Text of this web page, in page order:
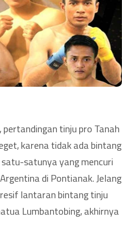
tinju pro Tanah
karena tidak ada bintang
satunya yang mencuri
di Pontianak. Jelang
lantaran bintang tinju
Lumbantobing, akhirnya